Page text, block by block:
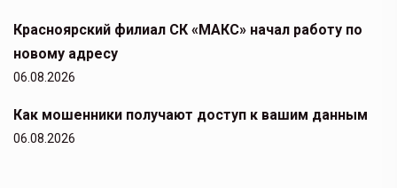
Красноярский филиал СК «МАКС» начал работу по
новому адресу
06.08.2026
Как мошенники получают доступ к вашим данным
06.08.2026